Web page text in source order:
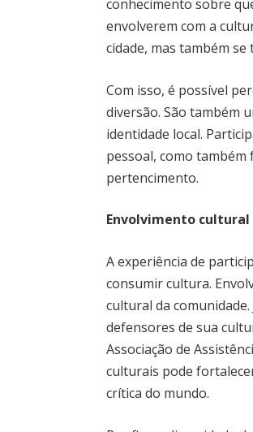
conhecimento sobre
envolverem com a
cidade, mas também
Com isso, é possível
diversão. São também
identidade local.
pessoal, como
pertencimento.
Envolvimento
A experiência de
consumir cultura.
cultural da
defensores de sua
Associação de
culturais pode
crítica do mundo.